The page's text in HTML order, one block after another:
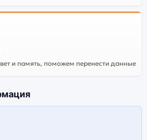
и память, поможем перенести данные